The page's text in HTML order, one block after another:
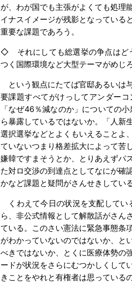
が、わが国でも主張がよくても処理
イナスイメージが残影となっている
重要な課題であろう。
◇ それにしても総選挙の争点はど
つく国際環境など大型テーマがめじ
という観点にたてば官邸あるいは
要課題すべてがけっしてアンダー
「なぜ46％減なのか」についての
ら暴露しているではないか。「人新
選択選挙などとよくもいえることよ
ていないつまり格差拡大によって苦
嫌韓ですまそうとか、とりあえずパ
た対ロ交渉の到達点としてなにが確
かなど課題と疑問がさんせきしている
くわえて今日の状況を支配してい
ら、非公式情報として解散話がさん
ている。このさい憲法に緊急事態条
がわかっていないのではないか、と
べきではないか、とくに医療体勢の
ードが状況をさらにむつかしくして
きことをやれと有権者は思っている